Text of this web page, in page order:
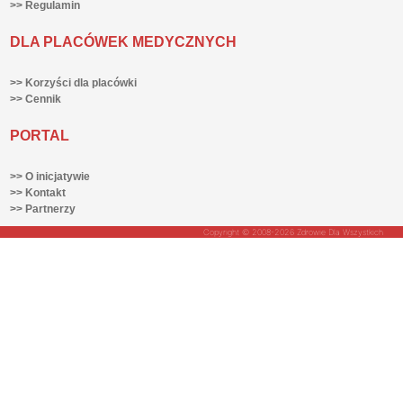
>> Regulamin
DLA PLACÓWEK MEDYCZNYCH
>> Korzyści dla placówki
>> Cennik
PORTAL
>> O inicjatywie
>> Kontakt
>> Partnerzy
Copyright © 2008-2026 Zdrowie Dla Wszystkich